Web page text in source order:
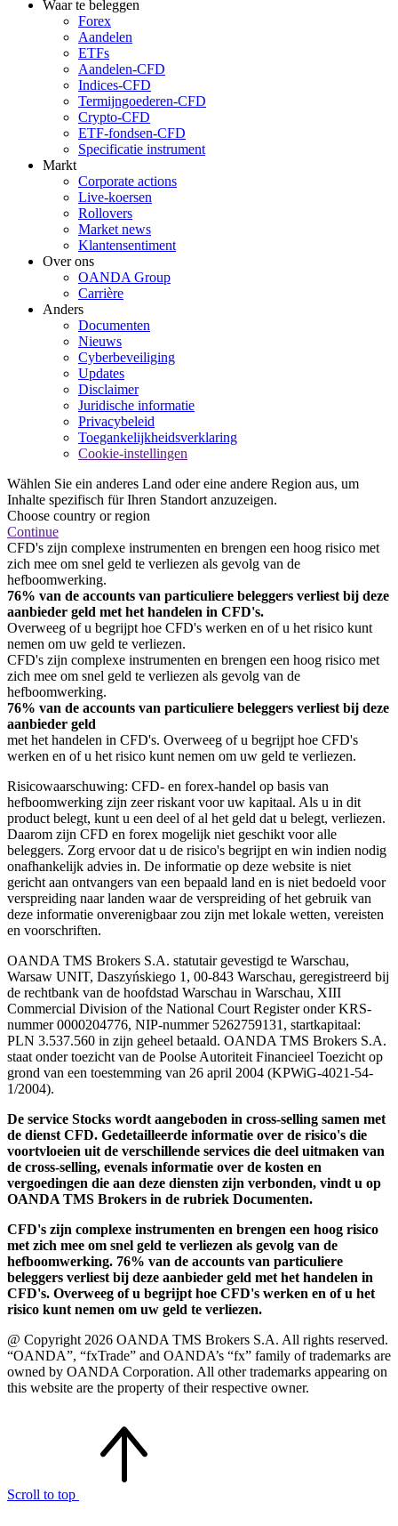
Waar te beleggen
Forex
Aandelen
ETFs
Aandelen-CFD
Indices-CFD
Termijngoederen-CFD
Crypto-CFD
ETF-fondsen-CFD
Specificatie instrument
Markt
Corporate actions
Live-koersen
Rollovers
Market news
Klantensentiment
Over ons
OANDA Group
Carrière
Anders
Documenten
Nieuws
Cyberbeveiliging
Updates
Disclaimer
Juridische informatie
Privacybeleid
Toegankelijkheidsverklaring
Cookie-instellingen
Wählen Sie ein anderes Land oder eine andere Region aus, um
Inhalte spezifisch für Ihren Standort anzuzeigen.
Choose country or region
Continue
CFD's zijn complexe instrumenten en brengen een hoog risico met
zich mee om snel geld te verliezen als gevolg van de
hefboomwerking.
76% van de accounts van particuliere beleggers verliest bij deze
aanbieder geld met het handelen in CFD's.
Overweeg of u begrijpt hoe CFD's werken en of u het risico kunt
nemen om uw geld te verliezen.
CFD's zijn complexe instrumenten en brengen een hoog risico met
zich mee om snel geld te verliezen als gevolg van de
hefboomwerking.
76% van de accounts van particuliere beleggers verliest bij deze
aanbieder geld
met het handelen in CFD's. Overweeg of u begrijpt hoe CFD's
werken en of u het risico kunt nemen om uw geld te verliezen.
Risicowaarschuwing: CFD- en forex-handel op basis van
hefboomwerking zijn zeer riskant voor uw kapitaal. Als u in dit
product belegt, kunt u een deel of al het geld dat u belegt, verliezen.
Daarom zijn CFD en forex mogelijk niet geschikt voor alle
beleggers. Zorg ervoor dat u de risico's begrijpt en win indien nodig
onafhankelijk advies in. De informatie op deze website is niet
gericht aan ontvangers van een bepaald land en is niet bedoeld voor
verspreiding naar landen waar de verspreiding of het gebruik van
deze informatie onverenigbaar zou zijn met lokale wetten, vereisten
en voorschriften.
OANDA TMS Brokers S.A. statutair gevestigd te Warschau,
Warsaw UNIT, Daszyńskiego 1, 00-843 Warschau, geregistreerd bij
de rechtbank van de hoofdstad Warschau in Warschau, XIII
Commercial Division of the National Court Register onder KRS-
nummer 0000204776, NIP-nummer 5262759131, startkapitaal:
PLN 3.537.560 in zijn geheel betaald. OANDA TMS Brokers S.A.
staat onder toezicht van de Poolse Autoriteit Financieel Toezicht op
grond van een toestemming van 26 april 2004 (KPWiG-4021-54-
1/2004).
De service Stocks wordt aangeboden in cross-selling samen met
de dienst CFD. Gedetailleerde informatie over de risico's die
voortvloeien uit de verschillende services die deel uitmaken van
de cross-selling, evenals informatie over de kosten en
vergoedingen die aan deze diensten zijn verbonden, vindt u op
OANDA TMS Brokers in de rubriek Documenten.
CFD's zijn complexe instrumenten en brengen een hoog risico
met zich mee om snel geld te verliezen als gevolg van de
hefboomwerking. 76% van de accounts van particuliere
beleggers verliest bij deze aanbieder geld met het handelen in
CFD's. Overweeg of u begrijpt hoe CFD's werken en of u het
risico kunt nemen om uw geld te verliezen.
@ Copyright 2026 OANDA TMS Brokers S.A. All rights reserved.
“OANDA”, “fxTrade” and OANDA’s “fx” family of trademarks are
owned by OANDA Corporation. All other trademarks appearing on
this website are the property of their respective owner.
Scroll to top